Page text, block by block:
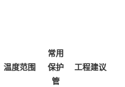
温度范围
常用
保护
管
工程建议